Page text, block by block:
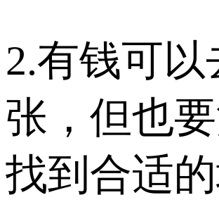
2.有钱可以
张，但也
找到合适